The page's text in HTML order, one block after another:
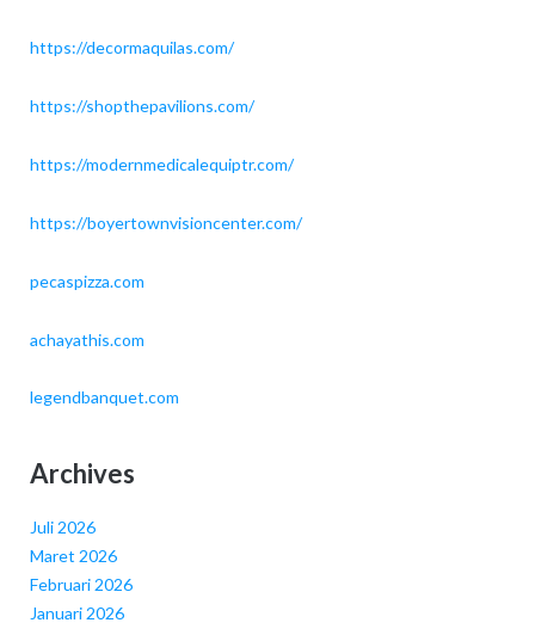
https://decormaquilas.com/
https://shopthepavilions.com/
https://modernmedicalequiptr.com/
https://boyertownvisioncenter.com/
pecaspizza.com
achayathis.com
legendbanquet.com
Archives
Juli 2026
Maret 2026
Februari 2026
Januari 2026